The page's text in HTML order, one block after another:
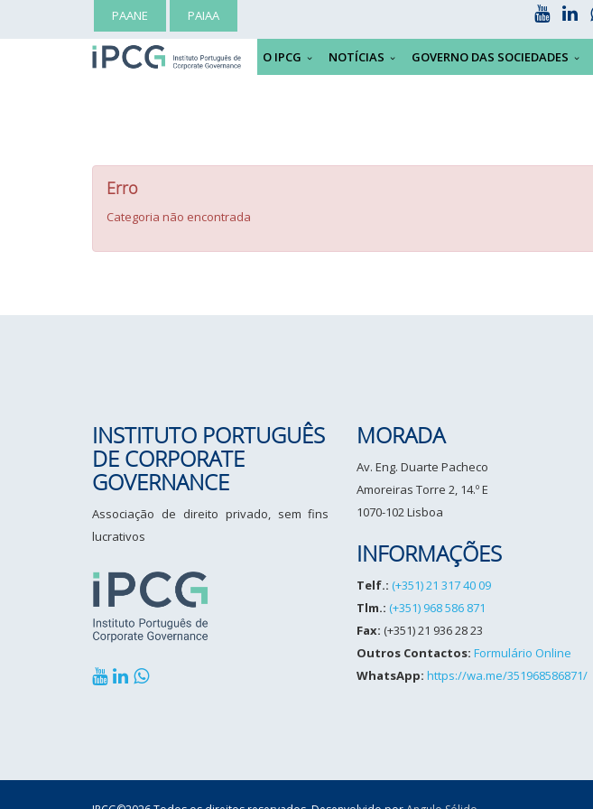
PAANE PAIAA
O IPCG NOTÍCIAS GOVERNO DAS SOCIEDADES
Erro
Categoria não encontrada
INSTITUTO PORTUGUÊS
DE CORPORATE
GOVERNANCE
Associação de direito privado, sem fins
lucrativos
MORADA
Av. Eng. Duarte Pacheco
Amoreiras Torre 2, 14.º E
1070-102 Lisboa
INFORMAÇÕES
Telf.: (+351) 21 317 40 09
Tlm.: (+351) 968 586 871
Fax: (+351) 21 936 28 23
Outros Contactos: Formulário Online
WhatsApp: https://wa.me/351968586871/